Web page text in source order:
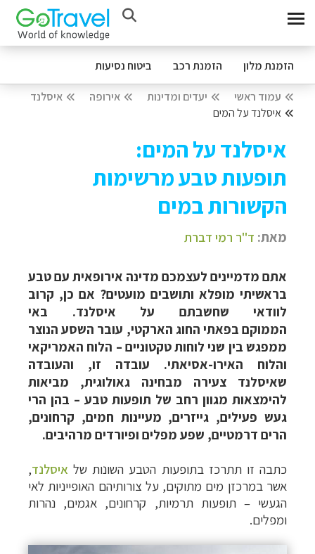
הזמנת מלון הזמנת רכב ביטוח נסיעות
עמוד ראשי יעדים ומדינות אירופה
איסלנד
איסלנד על המים
איסלנד על המים:
תופעות טבע מרשימות
הקשורות במים
מאת: ד"ר רמי דברת
אתם מדמיינים לעצמכם מדינה אירופאית עם טבע
בראשיתי מופלא ותושבים מועטים? אם כן, קרוב
לוודאי שחשבתם על איסלנד. באי
הממוקם בפאתי החוג הארקטי, עובר השסע הנוצר
ממפגש בין שני לוחות טקטוניים – הלוח האמריקאי
והלוח האירו-אסיאתי. עובדה זו, והעובדה
שאיסלנד צעירה מבחינה גאולוגית, מביאות
להימצאות מגוון רחב של תופעות טבע – בהן הרי
געש פעילים, גייזרים, מעיינות חמים, קרחונים,
הרים דרמטיים, שפע מפלים ופיורדים מרהיבים.
כתבה זו תתרכז בתופעות הטבע השונות של איסלנד,
אשר במרכזן מים מתוקים, על צורותיהם האופייניות לאי
הגעשי – תופעות תרמיות, קרחונים, אגמים, נהרות
ומפלים.